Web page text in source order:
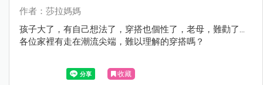
作者：莎拉媽媽
孩子大了，有自己想法了，穿搭也個性了，老母，難勸了...
各位家裡有走在潮流尖端，難以理解的穿搭嗎？
收藏